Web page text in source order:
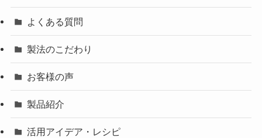
よくある質問
製法のこだわり
お客様の声
製品紹介
活用アイデア・レシピ